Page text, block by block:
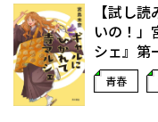
【試し
いの！」
シェ』第
青春